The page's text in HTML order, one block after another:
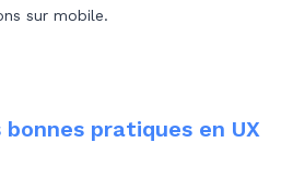
sur mobile.
pratiques en UX